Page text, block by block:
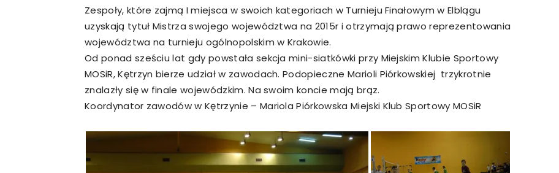
Zespoły, które zajmą I miejsca w swoich kategoriach w Turnieju Finałowym w Elblągu
uzyskają tytuł Mistrza swojego województwa na 2015r i otrzymają prawo reprezentowania
województwa na turnieju ogólnopolskim w Krakowie.
Od ponad sześciu lat gdy powstała sekcja mini-siatkówki przy Miejskim Klubie Sportowy
MOSiR, Kętrzyn bierze udział w zawodach. Podopieczne Marioli Piórkowskiej trzykrotnie
znalazły się w finale wojewódzkim. Na swoim koncie mają brąz.
Koordynator zawodów w Kętrzynie – Mariola Piórkowska Miejski Klub Sportowy MOSiR